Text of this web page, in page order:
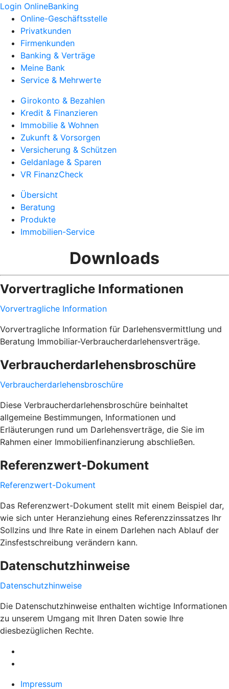
Login OnlineBanking
Online-Geschäftsstelle
Privatkunden
Firmenkunden
Banking & Verträge
Meine Bank
Service & Mehrwerte
Girokonto & Bezahlen
Kredit & Finanzieren
Immobilie & Wohnen
Zukunft & Vorsorgen
Versicherung & Schützen
Geldanlage & Sparen
VR FinanzCheck
Übersicht
Beratung
Produkte
Immobilien-Service
Downloads
Vorvertragliche Informationen
Vorvertragliche Information
Vorvertragliche Information für Darlehensvermittlung und
Beratung Immobiliar-Verbraucherdarlehensverträge.
Verbraucherdarlehensbroschüre
Verbraucherdarlehensbroschüre
Diese Verbraucherdarlehensbroschüre beinhaltet
allgemeine Bestimmungen, Informationen und
Erläuterungen rund um Darlehensverträge, die Sie im
Rahmen einer Immobilienfinanzierung abschließen.
Referenzwert-Dokument
Referenzwert-Dokument
Das Referenzwert-Dokument stellt mit einem Beispiel dar,
wie sich unter Heranziehung eines Referenzzinssatzes Ihr
Sollzins und Ihre Rate in einem Darlehen nach Ablauf der
Zinsfestschreibung verändern kann.
Datenschutzhinweise
Datenschutzhinweise
Die Datenschutzhinweise enthalten wichtige Informationen
zu unserem Umgang mit Ihren Daten sowie Ihre
diesbezüglichen Rechte.
Impressum